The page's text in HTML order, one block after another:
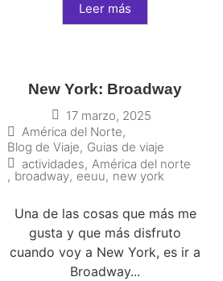
Leer más
New York: Broadway
17 marzo, 2025
América del Norte,
Blog de Viaje, Guias de viaje
actividades, América del norte
, broadway, eeuu, new york
Una de las cosas que más me
gusta y que más disfruto
cuando voy a New York, es ir a
Broadway...